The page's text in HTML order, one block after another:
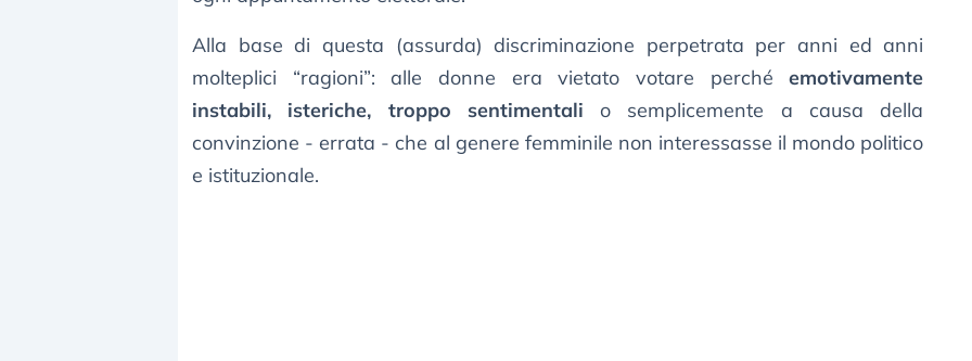
Alla base di questa (assurda) discriminazione perpetrata per anni ed anni
molteplici “ragioni”: alle donne era vietato votare perchéemotivamente
instabili, isteriche, troppo sentimentali o semplicemente a causa della
convinzione - errata - che al genere femminile non interessasse il mondo politico
e istituzionale.